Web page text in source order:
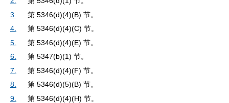
3.
第 5346(d)(4)(B) 节。
4.
第 5346(d)(4)(C) 节。
5.
第 5346(d)(4)(E) 节。
6.
第 5347(b)(1) 节。
7.
第 5346(d)(4)(F) 节。
8.
第 5346(d)(5)(B) 节。
9.
第 5346(d)(4)(H) 节。